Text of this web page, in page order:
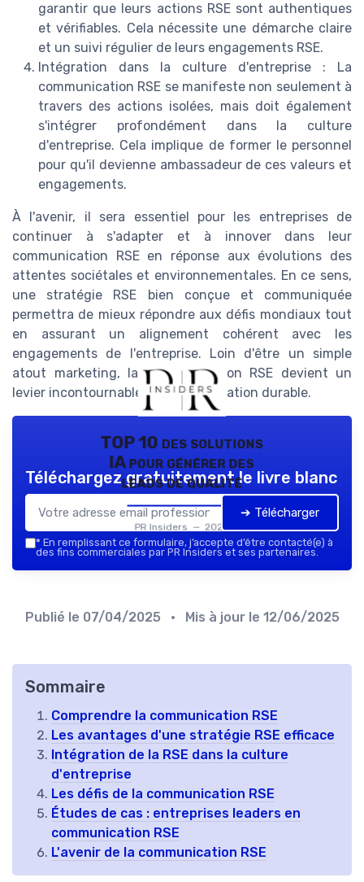
garantir que leurs actions RSE sont authentiques
et vérifiables. Cela nécessite une démarche claire
et un suivi régulier de leurs engagements RSE.
Intégration dans la culture d'entreprise : La
communication RSE se manifeste non seulement à
travers des actions isolées, mais doit également
s'intégrer profondément dans la culture
d'entreprise. Cela implique de former le personnel
pour qu'il devienne ambassadeur de ces valeurs et
engagements.
À l'avenir, il sera essentiel pour les entreprises de
continuer à s'adapter et à innover dans leur
communication RSE en réponse aux évolutions des
attentes sociétales et environnementales. En ce sens,
une stratégie RSE bien conçue et communiquée
permettra de mieux répondre aux défis mondiaux tout
en assurant un alignement cohérent avec les
engagements de l'entreprise. Loin d'être un simple
atout marketing, la communication RSE devient un
levier incontournable de transformation durable.
TOP 10 des solutions
IA pour générer des
leads de qualité
PR Insiders — 2026
Téléchargez gratuitement le livre blanc
➔ Télécharger
* En remplissant ce formulaire, j’accepte d’être contacté(e) à
des fins commerciales par PR Insiders et ses partenaires.
Publié le 07/04/2025 • Mis à jour le 12/06/2025
Sommaire
Comprendre la communication RSE
Les avantages d'une stratégie RSE efficace
Intégration de la RSE dans la culture
d'entreprise
Les défis de la communication RSE
Études de cas : entreprises leaders en
communication RSE
L'avenir de la communication RSE